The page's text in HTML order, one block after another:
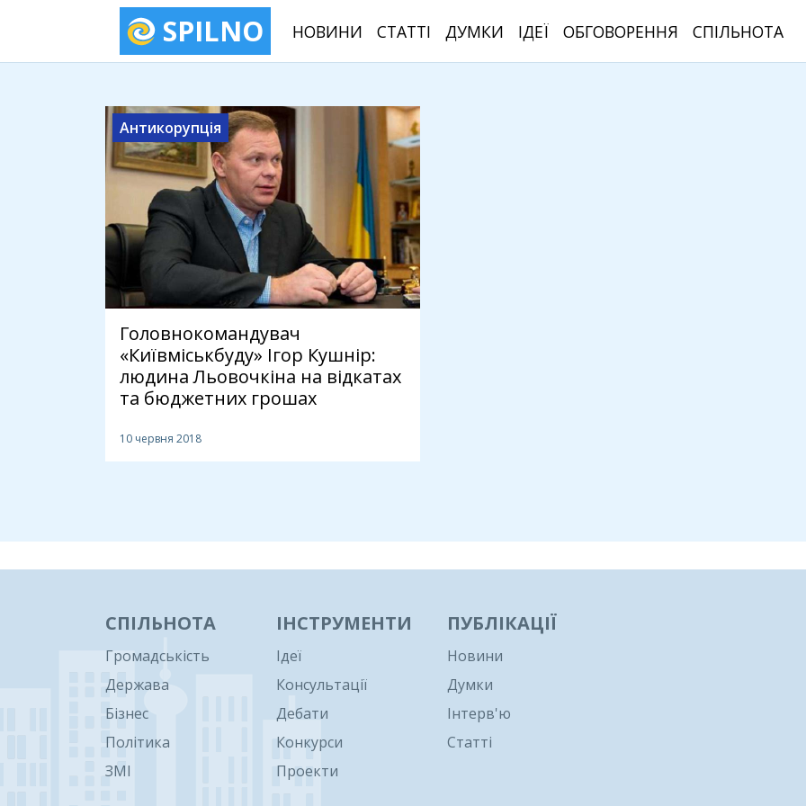
SPILNO НОВИНИ СТАТТІ ДУМКИ ІДЕЇ ОБГОВОРЕННЯ СПІЛЬНОТА
Антикорупція
Головнокомандувач
«Київміськбуду» Ігор Кушнір:
людина Льовочкіна на відкатах
та бюджетних грошах
10 червня 2018
СПІЛЬНОТА
Громадськість
Держава
Бізнес
Політика
ЗМІ
ІНСТРУМЕНТИ
Ідеї
Консультації
Дебати
Конкурси
Проекти
ПУБЛІКАЦІЇ
Новини
Думки
Інтерв'ю
Статті